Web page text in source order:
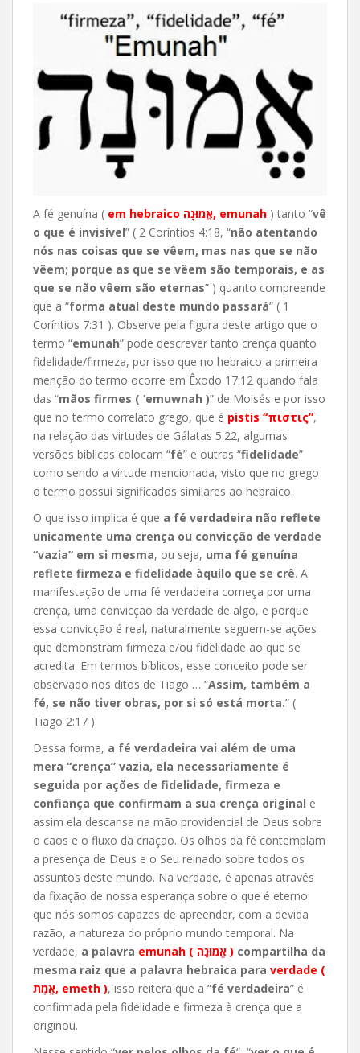
A fé genuína ( em hebraico אֱמוּנָה, emunah ) tanto “vê
o que é invisível” ( 2 Coríntios 4:18, “não atentando
nós nas coisas que se vêem, mas nas que se não
vêem; porque as que se vêem são temporais, e as
que se não vêem são eternas” ) quanto compreende
que a “forma atual deste mundo passará” ( 1
Coríntios 7:31 ). Observe pela figura deste artigo que o
termo “emunah” pode descrever tanto crença quanto
fidelidade/firmeza, por isso que no hebraico a primeira
menção do termo ocorre em Êxodo 17:12 quando fala
das “mãos firmes ( ‘emuwnah )” de Moisés e por isso
que no termo correlato grego, que é pistis “πιστις”,
na relação das virtudes de Gálatas 5:22, algumas
versões bíblicas colocam “fé” e outras “fidelidade”
como sendo a virtude mencionada, visto que no grego
o termo possui significados similares ao hebraico.
O que isso implica é que a fé verdadeira não reflete
unicamente uma crença ou convicção de verdade
“vazia” em si mesma, ou seja, uma fé genuína
reflete firmeza e fidelidade àquilo que se crê. A
manifestação de uma fé verdadeira começa por uma
crença, uma convicção da verdade de algo, e porque
essa convicção é real, naturalmente seguem-se ações
que demonstram firmeza e/ou fidelidade ao que se
acredita. Em termos bíblicos, esse conceito pode ser
observado nos ditos de Tiago … “Assim, também a
fé, se não tiver obras, por si só está morta.” (
Tiago 2:17 ).
Dessa forma, a fé verdadeira vai além de uma
mera “crença” vazia, ela necessariamente é
seguida por ações de fidelidade, firmeza e
confiança que confirmam a sua crença original e
assim ela descansa na mão providencial de Deus sobre
o caos e o fluxo da criação. Os olhos da fé contemplam
a presença de Deus e o Seu reinado sobre todos os
assuntos deste mundo. Na verdade, é apenas através
da fixação de nossa esperança sobre o que é eterno
que nós somos capazes de apreender, com a devida
razão, a natureza do próprio mundo temporal. Na
verdade, a palavra emunah ( אֱמוּנָה ) compartilha da
mesma raiz que a palavra hebraica para verdade (
אֱמֶת, emeth ), isso reitera que a “fé verdadeira” é
confirmada pela fidelidade e firmeza à crença que a
originou.